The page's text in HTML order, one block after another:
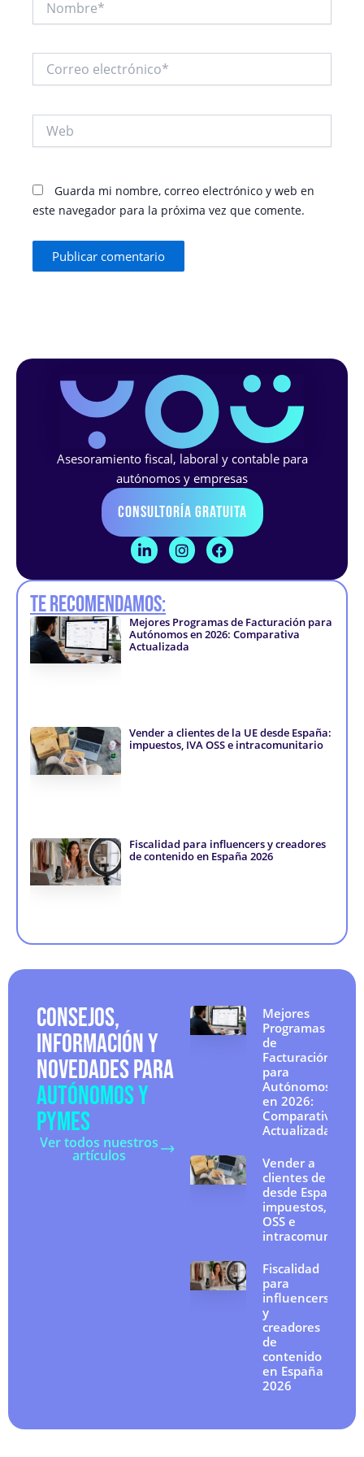
electrónico*
Guarda mi nombre, correo electrónico y web en
este navegador para la próxima vez que comente.
Asesoramiento fiscal, laboral y contable para
autónomos y empresas
Consultoría Gratuita
L
i
k
e
d
i
n
I
n
t
g
r
a
F
a
e
o
o
Te recomendamos:
Mejores Programas de Facturación para
Autónomos en 2026: Comparativa
Actualizada
Vender a clientes de la UE desde España:
impuestos, IVA OSS e intracomunitario
Fiscalidad para influencers y creadores
de contenido en España 2026
CONSEJOS,
INFORMACIÓN Y
NOVEDADES PARA
AUTÓNOMOS Y
PYMES
Ver todos nuestros
artículos
Mejores
Programas
de
Facturación
para
Autónomos
en 2026:
Comparativa
Actualizada
Vender a
clientes de la UE
desde España:
impuestos, IVA
OSS e
intracomunitario
Fiscalidad
para
influencers
y
creadores
de
contenido
en España
2026